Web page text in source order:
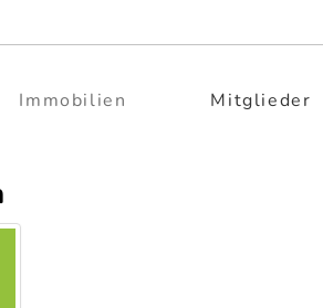
Immobilien Mitglieder